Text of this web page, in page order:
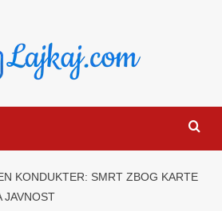
KONDUKTER: SMRT ZBOG KARTE
JAVNOST